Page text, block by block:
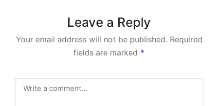
Leave a Reply
Your email address will not be published. Required
fields are marked *